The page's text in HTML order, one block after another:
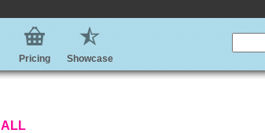
Pricing Showcase
ALL